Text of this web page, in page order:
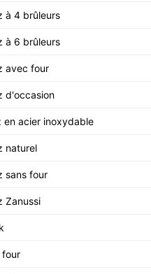
à 4 brûleurs
à 6 brûleurs
avec four
d'occasion
en acier inoxydable
naturel
sans four
Zanussi
four